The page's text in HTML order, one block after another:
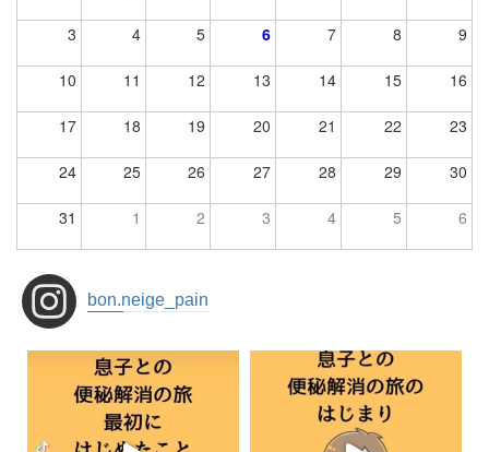
3 4 5 6 7 8 9
10 11 12 13 14 15 16
17 18 19 20 21 22 23
24 25 26 27 28 29 30
31 1 2 3 4 5 6
bon.neige_pain